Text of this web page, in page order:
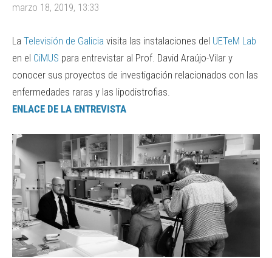
marzo 18, 2019, 13:33
La Televisión de Galicia visita las instalaciones del UETeM Lab
en el CiMUS para entrevistar al Prof. David Araújo-Vilar y
conocer sus proyectos de investigación relacionados con las
enfermedades raras y las lipodistrofias.
ENLACE DE LA ENTREVISTA